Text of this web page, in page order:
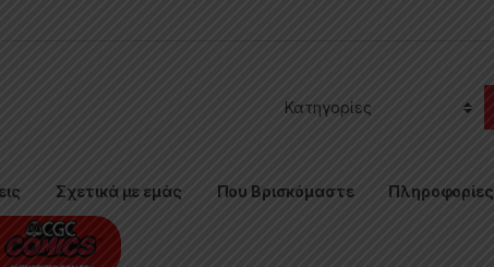
Σχετικά με εμάς Που Βρισκόμαστε Πληροφορίες